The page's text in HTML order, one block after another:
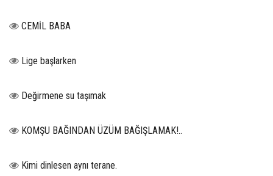
CEMİL BABA
Lige başlarken
Değirmene su taşımak
KOMŞU BAĞINDAN ÜZÜM BAĞIŞLAMAK!..
Kimi dinlesen aynı terane.